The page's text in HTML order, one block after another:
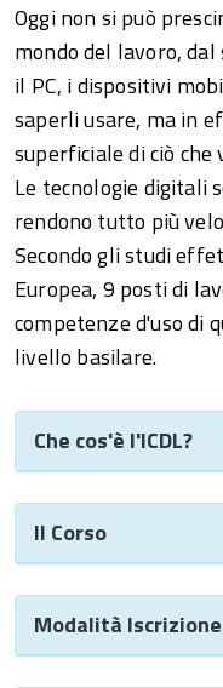
Oggi non si può
mondo del lavoro,
il PC, i dispositivi
saperli usare, ma in
superficiale di ciò
Le tecnologie digitali
rendono tutto più
Secondo gli studi
Europea, 9 posti di
competenze d'uso di
livello basilare.
Che cos'è l'ICDL?
Il Corso
Modalità